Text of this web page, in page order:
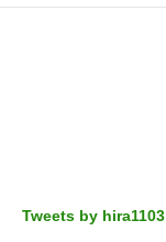
Tweets by hira1103